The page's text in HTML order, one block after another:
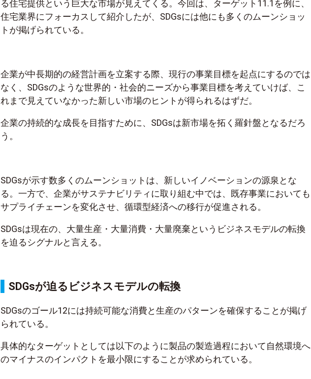
る住宅提供という巨大な市場が見えてくる。今回は、ターゲット11.1を例に、
住宅業界にフォーカスして紹介したが、SDGsには他にも多くのムーンショッ
トが掲げられている。
企業が中長期的の経営計画を立案する際、現行の事業目標を起点にするのでは
なく、SDGsのような世界的・社会的ニーズから事業目標を考えていけば、こ
れまで見えていなかった新しい市場のヒントが得られるはずだ。
企業の持続的な成長を目指すために、SDGsは新市場を拓く羅針盤となるだろ
う。
SDGsが示す数多くのムーンショットは、新しいイノベーションの源泉とな
る。一方で、企業がサステナビリティに取り組む中では、既存事業においても
サプライチェーンを変化させ、循環型経済への移行が促進される。
SDGsは現在の、大量生産・大量消費・大量廃棄というビジネスモデルの転換
を迫るシグナルと言える。
SDGsが迫るビジネスモデルの転換
SDGsのゴール12には持続可能な消費と生産のパターンを確保することが掲げ
られている。
具体的なターゲットとしては以下のように製品の製造過程において自然環境へ
のマイナスのインパクトを最小限にすることが求められている。